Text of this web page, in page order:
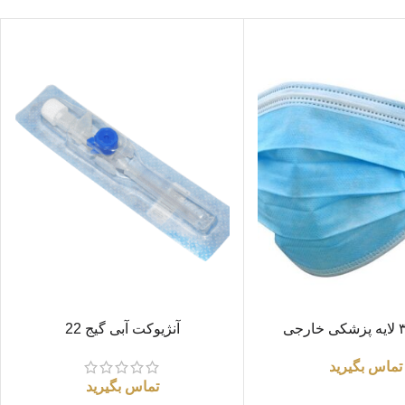
تماس بگیرید
اطلاعات بیشترآنژیوکت آبی گیج 22
تماس بگیرید